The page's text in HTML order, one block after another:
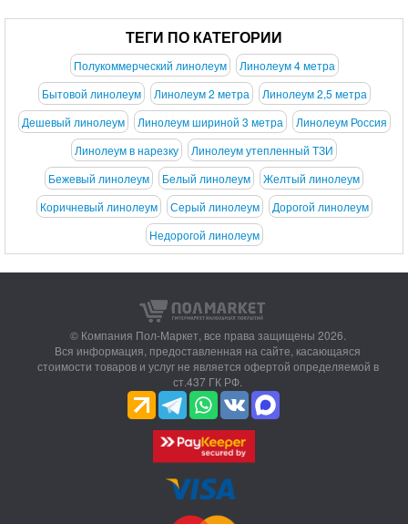
ТЕГИ ПО КАТЕГОРИИ
Полукоммерческий линолеум
Линолеум 4 метра
Бытовой линолеум
Линолеум 2 метра
Линолеум 2,5 метра
Дешевый линолеум
Линолеум шириной 3 метра
Линолеум Россия
Линолеум в нарезку
Линолеум утепленный ТЗИ
Бежевый линолеум
Белый линолеум
Желтый линолеум
Коричневый линолеум
Серый линолеум
Дорогой линолеум
Недорогой линолеум
© Компания Пол-Маркет, все права защищены 2026.
Вся информация, предоставленная на сайте, касающаяся
стоимости товаров и услуг не является офертой определяемой в
ст.437 ГК РФ.